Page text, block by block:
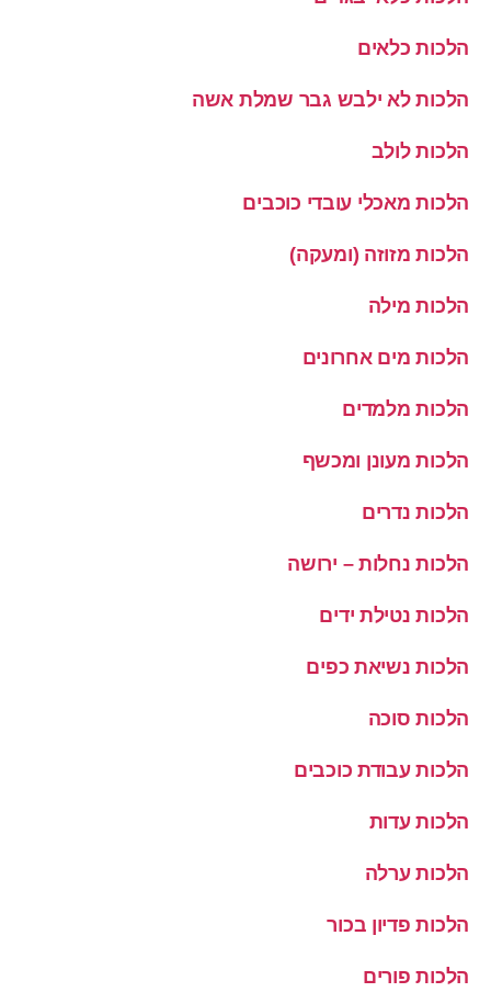
הלכות כלאים
הלכות לא ילבש גבר שמלת אשה
הלכות לולב
הלכות מאכלי עובדי כוכבים
הלכות מזוזה (ומעקה)
הלכות מילה
הלכות מים אחרונים
הלכות מלמדים
הלכות מעונן ומכשף
הלכות נדרים
הלכות נחלות – ירושה
הלכות נטילת ידים
הלכות נשיאת כפים
הלכות סוכה
הלכות עבודת כוכבים
הלכות עדות
הלכות ערלה
הלכות פדיון בכור
הלכות פורים